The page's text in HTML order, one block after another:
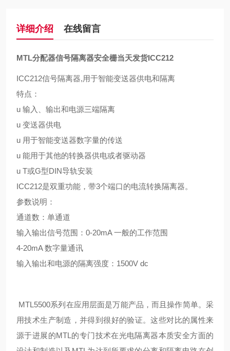
详细介绍 在线留言
MTL分配器信号隔离器安全栅当天发货ICC212
ICC212信号隔离器,用于智能变送器供电和隔离
特点：
u 输入、输出和电源三端隔离
u 变送器供电
u 用于智能变送器数字量的传送
u 能用于其他的转换器供电或者驱动器
u T或G型DIN导轨安装
ICC212是双重功能，带3个端口的电流转换隔离器。
参数说明：
通道数：单通道
输入输出信号范围：0-20mA 一般的工作范围
4-20mA 数字量通讯
输入输出和电源的隔离强度：1500V dc
MTL5500系列在应用层面是万能产品，而且操作简单。采
用技术生产制造，并得到很好的验证。这些对比的属性来
源于进展的MTL的专门技术在光电隔离器本质安全方面的